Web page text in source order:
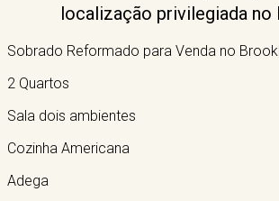
localização privilegiada no
Sobrado Reformado para Venda no
2 Quartos
Sala dois ambientes
Cozinha Americana
Adega